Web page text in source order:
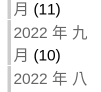
月 (11)
2022 年 九
月 (10)
2022 年 八